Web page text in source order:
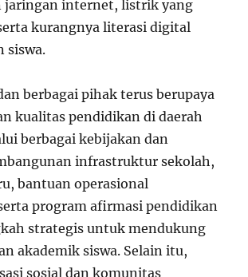
jaringan internet, listrik yang
kurangnya literasi digital
siswa.
berbagai pihak terus berupaya
kualitas pendidikan di daerah
berbagai kebijakan dan
infrastruktur sekolah,
bantuan operasional
program afirmasi pendidikan
strategis untuk mendukung
akademik siswa. Selain itu,
sosial dan komunitas